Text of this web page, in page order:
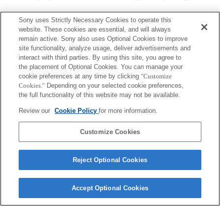
Terms of Use Contact Us
Copyright 2026 Sony Corporation
Sony uses Strictly Necessary Cookies to operate this
website. These cookies are essential, and will always
remain active. Sony also uses Optional Cookies to improve
site functionality, analyze usage, deliver advertisements and
interact with third parties. By using this site, you agree to
the placement of Optional Cookies. You can manage your
cookie preferences at any time by clicking "Customize
Cookies." Depending on your selected cookie preferences,
the full functionality of this website may not be available.
Review our Cookie Policyfor more information.
Customize Cookies
Reject Optional Cookies
Accept Optional Cookies